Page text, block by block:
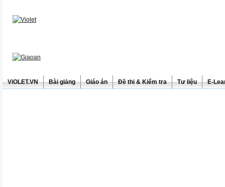
ViOLET.VN Bài giảng Giáo án Đề thi & Kiểm tra Tư liệu E-